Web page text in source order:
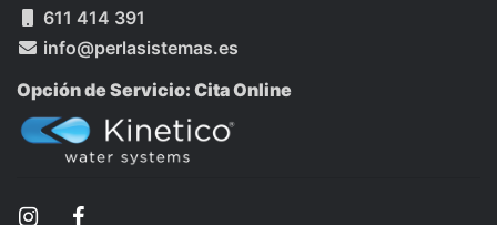
611 414 391
info@perlasistemas.es
Opción de Servicio: Cita Online